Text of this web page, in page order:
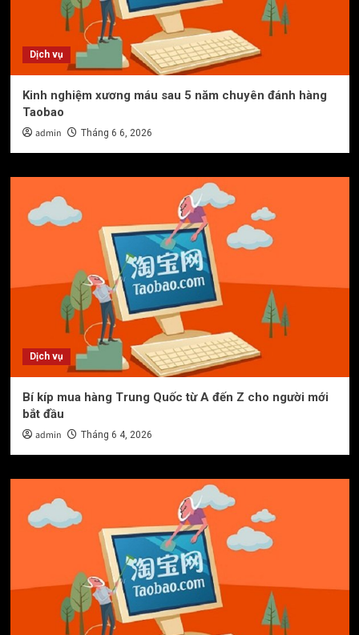
Dịch vụ
Kinh nghiệm xương máu sau 5 năm chuyên đánh hàng
Taobao
admin Tháng 6 6, 2026
Dịch vụ
Bí kíp mua hàng Trung Quốc từ A đến Z cho người mới
bắt đầu
admin Tháng 6 4, 2026